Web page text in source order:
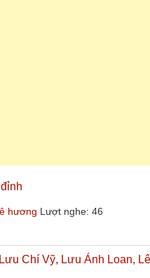
hương Lượt nghe: 46
Chí Vỹ, Lưu Ánh Loan,